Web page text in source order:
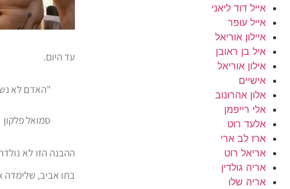
אייל דוד ליאני
אייל עופר
איילון אוריאל
איל בן ראובן
אילון אוריאל
אישיים
אלון אהרונוב
אלי רייפמן
אלעד רוט
ארז לב ארי
אריאל רוט
אריה גולדין
אריה שלו
עד היום.
"האדם לא
סמואל פלקון
ההבנה הזו לא
בתו אביב, שלימדה